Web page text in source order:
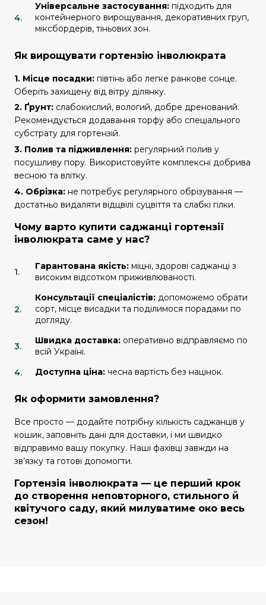
Універсальне застосування: підходить для
контейнерного вирощування, декоративних груп,
міксбордерів, тіньових зон.
Як вирощувати гортензію інволюкрата
1. Місце посадки: півтінь або легке ранкове сонце.
Оберіть захищену від вітру ділянку.
2. Ґрунт: слабокислий, вологий, добре дренований.
Рекомендується додавання торфу або спеціального
субстрату для гортензій.
3. Полив та підживлення: регулярний полив у
посушливу пору. Використовуйте комплексні добрива
весною та влітку.
4. Обрізка: не потребує регулярного обрізування —
достатньо видаляти відцвілі суцвіття та слабкі гілки.
Чому варто купити саджанці гортензії
інволюкрата саме у нас?
Гарантована якість: міцні, здорові саджанці з
високим відсотком приживлюваності.
Консультації спеціалістів: допоможемо обрати
сорт, місце висадки та поділимося порадами по
догляду.
Швидка доставка: оперативно відправляємо по
всій Україні.
Доступна ціна: чесна вартість без націнок.
Як оформити замовлення?
Все просто — додайте потрібну кількість саджанців у
кошик, заповніть дані для доставки, і ми швидко
відправимо вашу покупку. Наші фахівці завжди на
зв’язку та готові допомогти.
Гортензія інволюкрата — це перший крок
до створення неповторного, стильного й
квітучого саду, який милуватиме око весь
сезон!